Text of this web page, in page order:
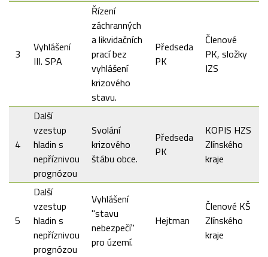
3
Vyhlášení
III. SPA
Řízení
záchranných
a likvidačních
prací bez
vyhlášení
krizového
stavu.
Předseda
PK
Členové
PK, složky
IZS
4
Další
vzestup
hladin s
nepříznivou
prognózou
Svolání
krizového
štábu obce.
Předseda
PK
KOPIS HZS
Zlínského
kraje
5
Další
vzestup
hladin s
nepříznivou
prognózou
Vyhlášení
"stavu
nebezpečí"
pro území.
Hejtman
Členové KŠ
Zlínského
kraje